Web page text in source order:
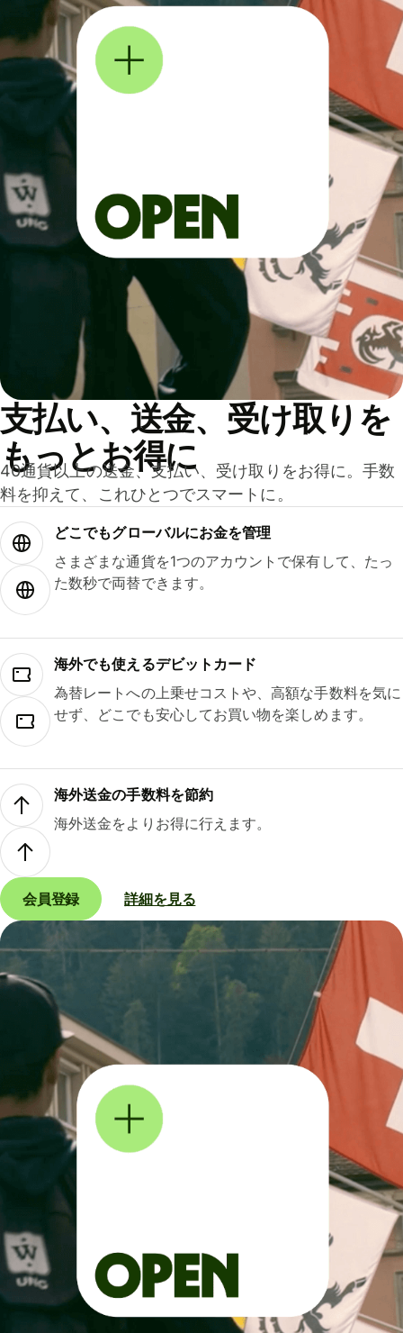
支払い、送金、受け取りを
もっとお得に
40通貨以上の送金、支払い、受け取りをお得に。手数
料を抑えて、これひとつでスマートに。
どこでもグ⁠ロ⁠ー⁠バ⁠ルにお金を管理
さまざまな通貨を1つのアカウントで保有して、たっ
た数秒で両替できます。
海外でも使えるデビットカード
為替レートへの上乗せコストや、高額な手数料を気に
せず、どこでも安心してお買い物を楽しめます。
海外送金の手数料を節約
海外送金をよりお得に行えます。
会員登録 詳細を見る